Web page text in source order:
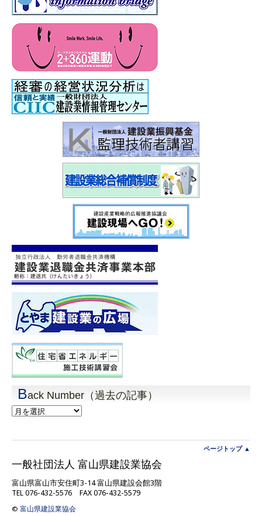
Back Number（過去の記事）
Back
Number（過
事）
ページトップ ▲
一般社団法人 富山県建設業協会
富山県富山市安住町3-14 富山県建設会館3階
TEL 076-432-5576 FAX 076-432-5579
© 富山県建設業協会